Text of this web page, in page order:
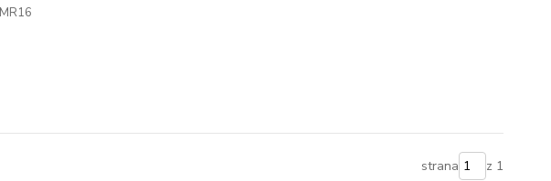
MR16
strana z 1